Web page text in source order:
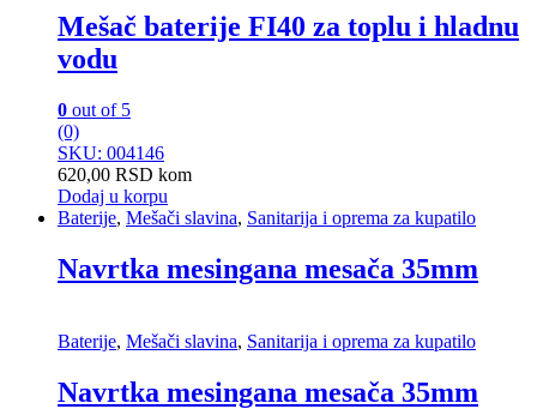
Mešač baterije FI40 za toplu i hladnu
vodu
0 out of 5
(0)
SKU: 004146
620,00 RSD kom
Dodaj u korpu
Baterije, Mešači slavina, Sanitarija i oprema za kupatilo
Navrtka mesingana mesača 35mm
Baterije, Mešači slavina, Sanitarija i oprema za kupatilo
Navrtka mesingana mesača 35mm